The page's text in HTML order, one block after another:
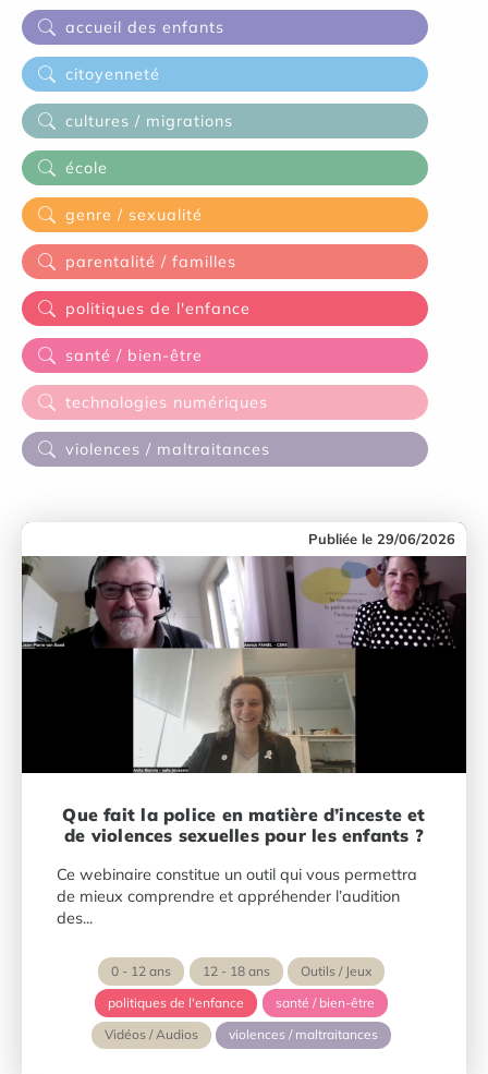
accueil des enfants
citoyenneté
cultures / migrations
école
genre / sexualité
parentalité / familles
politiques de l'enfance
santé / bien-être
technologies numériques
violences / maltraitances
29/06/2026
Que fait la police en matière d’inceste et
de violences sexuelles pour les enfants ?
Ce webinaire constitue un outil qui vous permettra
de mieux comprendre et appréhender l’audition
des...
0 - 12 ans 12 - 18 ans
Outils / Jeux
politiques de l'enfance
santé / bien-être
Vidéos / Audios
violences / maltraitances